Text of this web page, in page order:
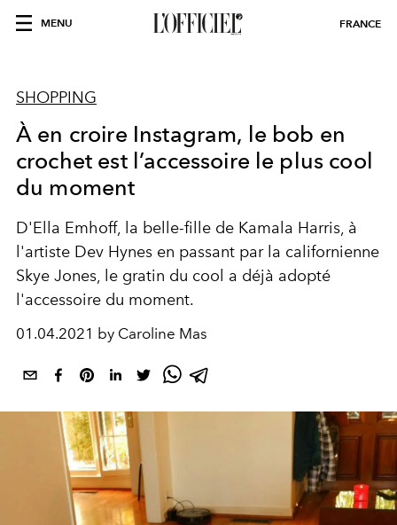
MENU FRANCE
SHOPPING
À en croire Instagram, le bob en
crochet est l’accessoire le plus cool
du moment
D'Ella Emhoff, la belle-fille de Kamala Harris, à
l'artiste Dev Hynes en passant par la californienne
Skye Jones, le gratin du cool a déjà adopté
l'accessoire du moment.
01.04.2021 by Caroline Mas